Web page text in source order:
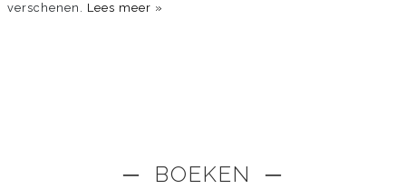
verschenen. Lees meer »
─ BOEKEN ─